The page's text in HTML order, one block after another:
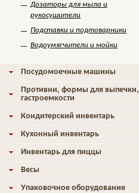
Дозаторы для мыла и
рукосушители
Подставки и подтоварники
Водоумягчители и мойки
Посудомоечные машины
Противни, формы для выпечки,
гастроемкости
Кондитерский инвентарь
Кухонный инвентарь
Инвентарь для пиццы
Весы
Упаковочное оборудование